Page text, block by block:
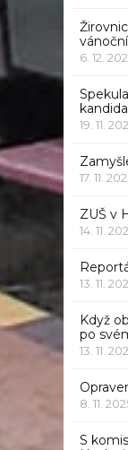
6. 12.
19. 11.
17. 11.
ZUŠ v
14. 11.
13. 11.
Když
po
13. 11.
8. 11.
S